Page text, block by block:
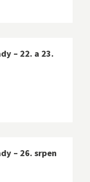
– 22. a 23.
– 26. srpen